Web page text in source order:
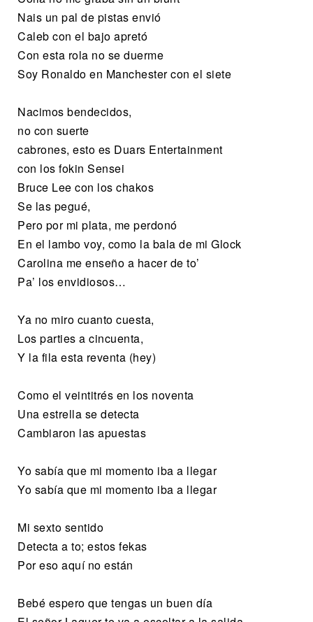
Nais un pal de pistas envió
Caleb con el bajo apretó
Con esta rola no se duerme
Soy Ronaldo en Manchester con el siete
Nacimos bendecidos,
no con suerte
cabrones, esto es Duars Entertainment
con los fokin Sensei
Bruce Lee con los chakos
Se las pegué,
Pero por mi plata, me perdonó
En el lambo voy, como la bala de mi Glock
Carolina me enseño a hacer de to’
Pa’ los envidiosos…
Ya no miro cuanto cuesta,
Los parties a cincuenta,
Y la fila esta reventa (hey)
Como el veintitrés en los noventa
Una estrella se detecta
Cambiaron las apuestas
Yo sabía que mi momento iba a llegar
Yo sabía que mi momento iba a llegar
Mi sexto sentido
Detecta a to; estos fekas
Por eso aquí no están
Bebé espero que tengas un buen día